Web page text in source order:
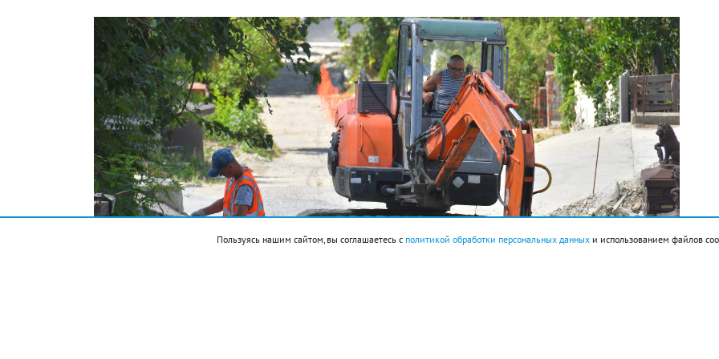
Пользуясь нашим сайтом, вы соглашаетесь с политикой обработки персональных данныхи использованием файлов